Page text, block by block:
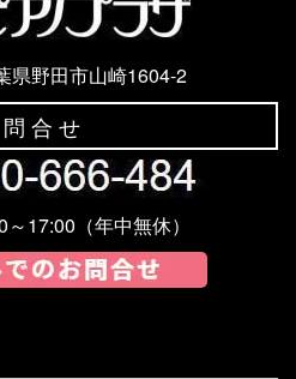
県野田市山崎1604-2
合 せ
17:00（年中無休）